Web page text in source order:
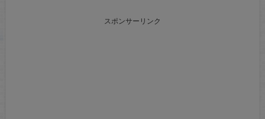
スポンサーリンク